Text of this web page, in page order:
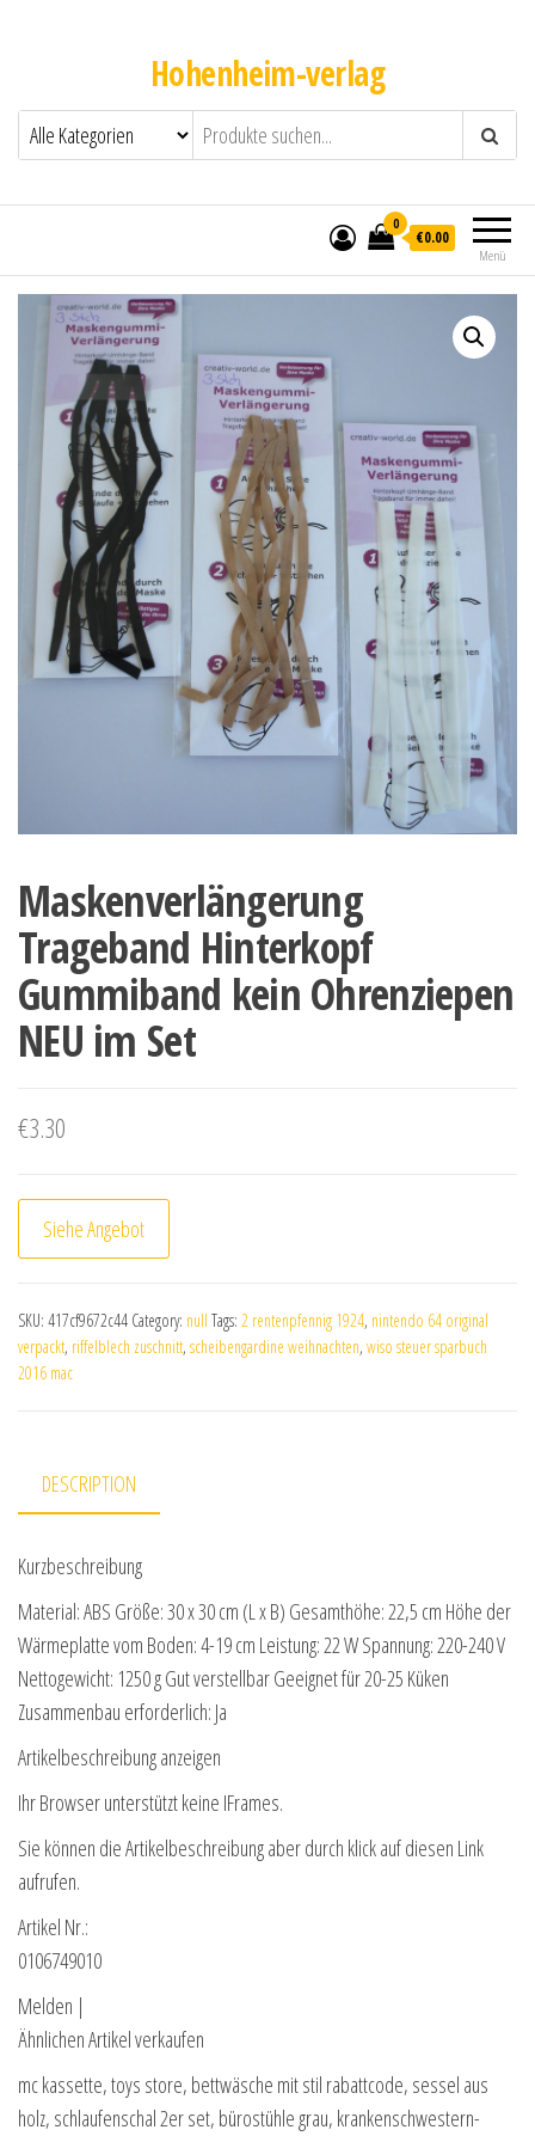
Hohenheim-verlag
Menü
0
€0.00
Maskenverlängerung
Trageband Hinterkopf
Gummiband kein Ohrenziepen
NEU im Set
€3.30
Siehe Angebot
SKU: 417cf9672c44 Category: null Tags: 2 rentenpfennig 1924, nintendo 64 original
verpackt, riffelblech zuschnitt, scheibengardine weihnachten, wiso steuer sparbuch
2016 mac
DESCRIPTION
Kurzbeschreibung
Material: ABS Größe: 30 x 30 cm (L x B) Gesamthöhe: 22,5 cm Höhe der
Wärmeplatte vom Boden: 4-19 cm Leistung: 22 W Spannung: 220-240 V
Nettogewicht: 1250 g Gut verstellbar Geeignet für 20-25 Küken
Zusammenbau erforderlich: Ja
Artikelbeschreibung anzeigen
Ihr Browser unterstützt keine IFrames.
Sie können die Artikelbeschreibung aber durch klick auf diesen Link
aufrufen.
Artikel Nr.:
0106749010
Melden |
Ähnlichen Artikel verkaufen
mc kassette, toys store, bettwäsche mit stil rabattcode, sessel aus
holz, schlaufenschal 2er set, bürostühle grau, krankenschwestern-